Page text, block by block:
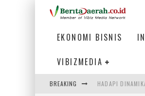
EKONOMI BISNIS
VIBIZMEDIA
BREAKING
SUMATERA